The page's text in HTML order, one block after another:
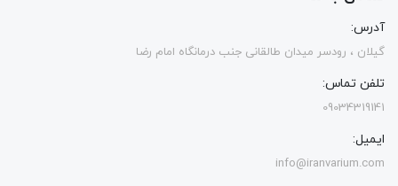
آدرس:
گیلان ، رودسر میدان طالقانی جنب درمانگاه امام رضا
تلفن تماس:
09034319141
ایمیل:
info@iranvarium.com